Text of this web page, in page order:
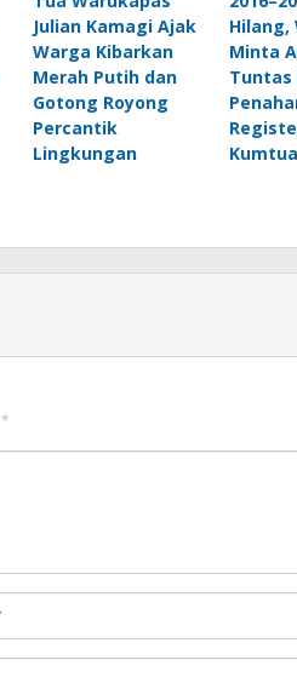
Julian Kamagi Ajak
Warga Kibarkan
Merah Putih dan
Gotong Royong
Percantik
Lingkungan
Hilang,
Minta
Tuntas
*